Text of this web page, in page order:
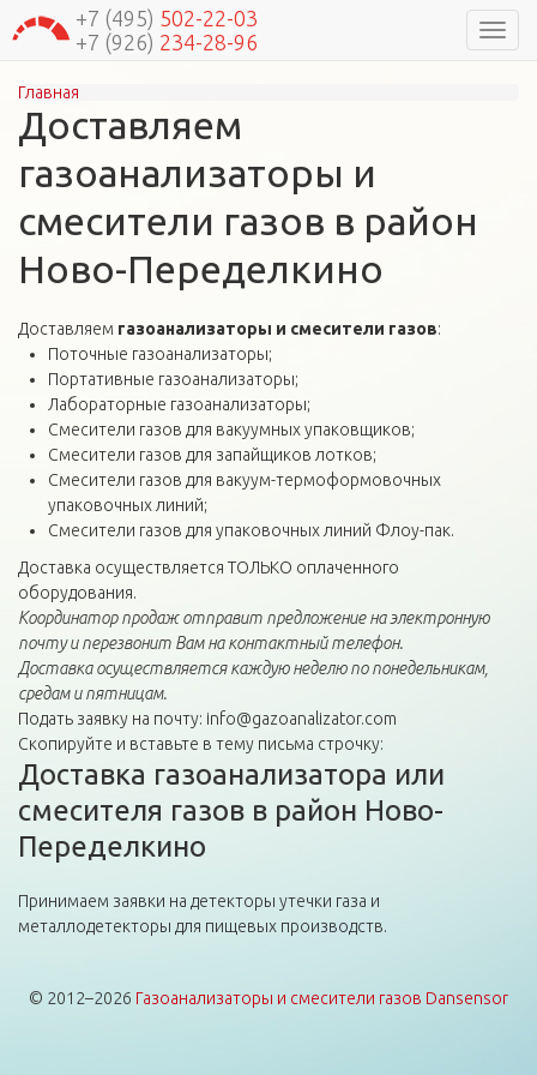
+7 (495) 502-22-03
+7 (926) 234-28-96
Вы здесь
Главная
Доставляем
газоанализаторы и
смесители газов в район
Ново-Переделкино
Доставляем газоанализаторы и смесители газов:
Поточные газоанализаторы;
Портативные газоанализаторы;
Лабораторные газоанализаторы;
Смесители газов для вакуумных упаковщиков;
Смесители газов для запайщиков лотков;
Смесители газов для вакуум-термоформовочных
упаковочных линий;
Смесители газов для упаковочных линий Флоу-пак.
Доставка осуществляется ТОЛЬКО оплаченного
оборудования.
Координатор продаж отправит предложение на электронную
почту и перезвонит Вам на контактный телефон.
Доставка осуществляется каждую неделю по понедельникам,
средам и пятницам.
Подать заявку на почту: info@gazoanalizator.com
Скопируйте и вставьте в тему письма строчку:
Доставка газоанализатора или
смесителя газов в район Ново-
Переделкино
Принимаем заявки на детекторы утечки газа и
металлодетекторы для пищевых производств.
© 2012–2026 Газоанализаторы и смесители газов Dansensor